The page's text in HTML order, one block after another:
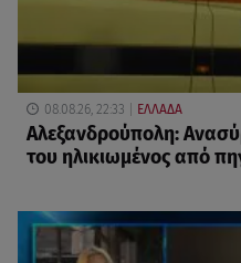
08.08.26, 22:33 ΕΛΛΑΔΑ
Αλεξανδρούπολη:
του ηλικιωμένος από